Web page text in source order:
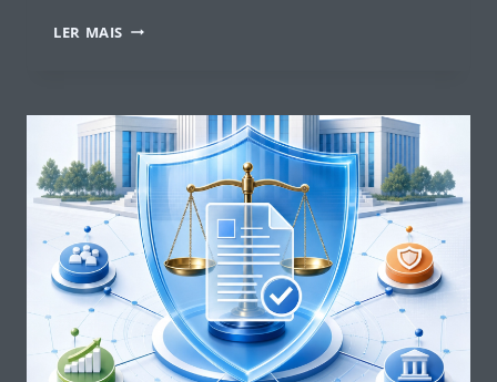
LER MAIS TRANSFORMAÇÃO
PÚBLICAS